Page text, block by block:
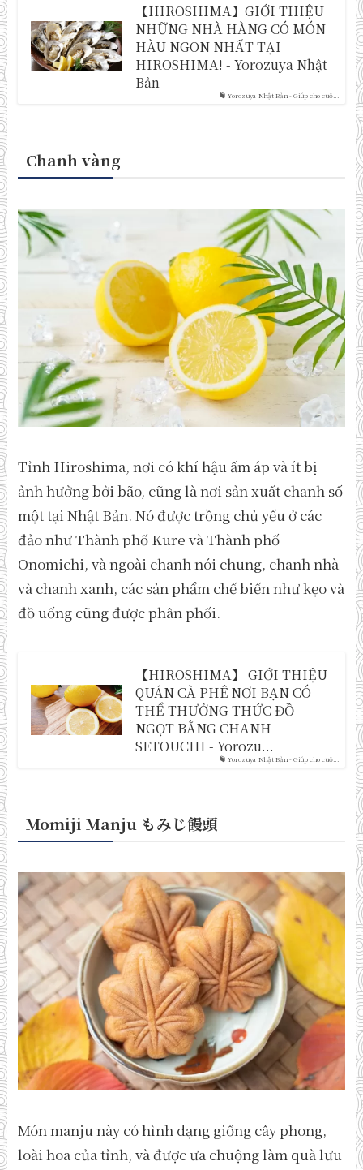
Yorozuya Nhật Bản - Giúp cho cuộ...
【HIROSHIMA】GIỚI THIỆU
NHỮNG NHÀ HÀNG CÓ MÓN
HÀU NGON NHẤT TẠI
HIROSHIMA! - Yorozuya Nhật
Bản
Chanh vàng
Tỉnh Hiroshima, nơi có khí hậu ấm áp và ít bị
ảnh hưởng bởi bão, cũng là nơi sản xuất chanh số
một tại Nhật Bản. Nó được trồng chủ yếu ở các
đảo như Thành phố Kure và Thành phố
Onomichi, và ngoài chanh nói chung, chanh nhà
và chanh xanh, các sản phẩm chế biến như kẹo và
đồ uống cũng được phân phối.
Yorozuya Nhật Bản - Giúp cho cuộ...
【HIROSHIMA】 GIỚI THIỆU
QUÁN CÀ PHÊ NƠI BẠN CÓ
THỂ THƯỞNG THỨC ĐỒ
NGỌT BẰNG CHANH
SETOUCHI - Yorozu...
Momiji Manju もみじ饅頭
Món manju này có hình dạng giống cây phong,
loài hoa của tỉnh, và được ưa chuộng làm quà lưu